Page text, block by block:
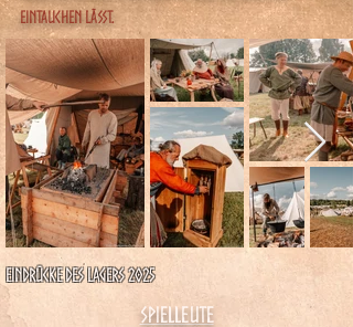
eintauchen lässt.
Eindrücke des Lagers 2025
Spielleute